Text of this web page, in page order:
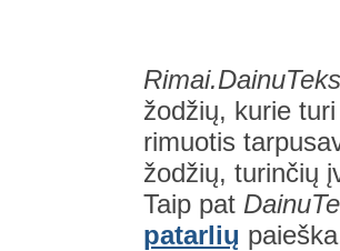
žodžių, kurie
rimuotis
žodžių, turinčių
Taip pat
patarlių